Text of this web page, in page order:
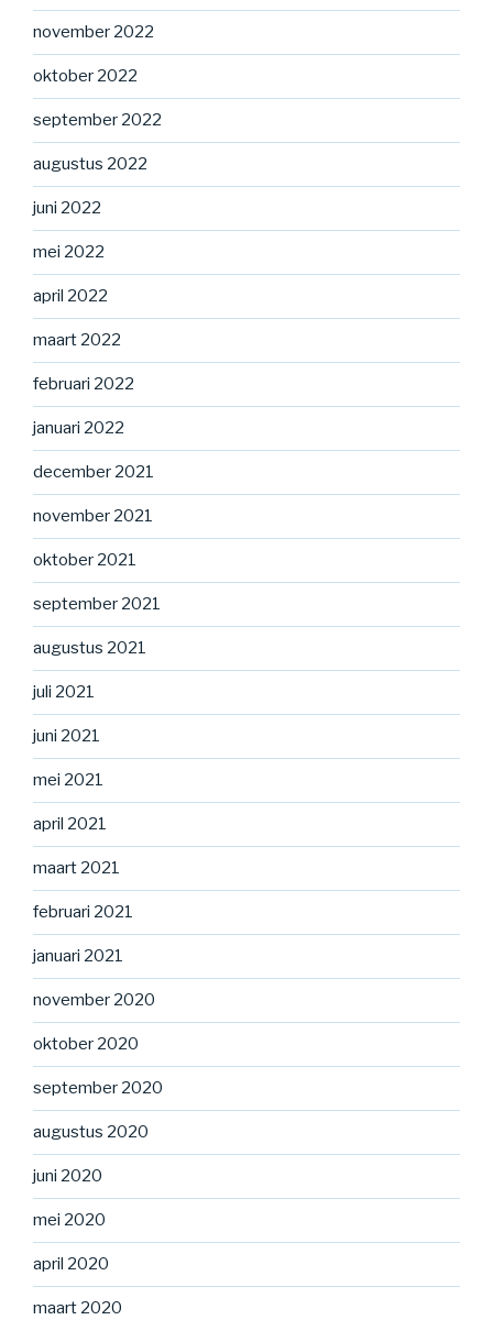
november 2022
oktober 2022
september 2022
augustus 2022
juni 2022
mei 2022
april 2022
maart 2022
februari 2022
januari 2022
december 2021
november 2021
oktober 2021
september 2021
augustus 2021
juli 2021
juni 2021
mei 2021
april 2021
maart 2021
februari 2021
januari 2021
november 2020
oktober 2020
september 2020
augustus 2020
juni 2020
mei 2020
april 2020
maart 2020